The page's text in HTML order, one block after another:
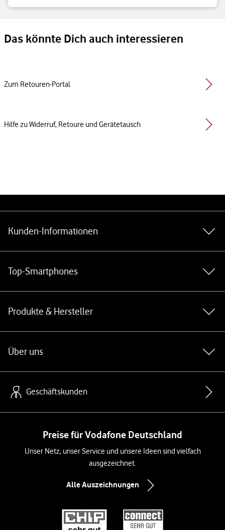
Das könnte Dich auch interessieren
Zum Retouren-Portal
Hilfe zu Widerruf, Retoure und Gerätetausch
Kunden-Informationen
Top-Smartphones
Produkte & Hersteller
Über uns
Geschäftskunden
Preise für Vodafone Deutschland
Unser Netz, unser Service und unsere Ideen sind vielfach
ausgezeichnet.
Alle Auszeichnungen